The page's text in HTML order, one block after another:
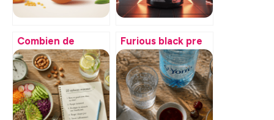
Combien de
protéines dans un
œuf : valeurs,
calculs et bons
réflexes
Furious black pre
workout avis et
guide complet
pour bien l’utiliser